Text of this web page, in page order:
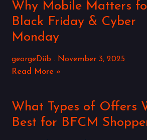
Why Mobile Matters
Black Friday & Cyber
Monday
georgeDiib
November 3, 2025
Read More »
What Types of Offers
Best for BFCM